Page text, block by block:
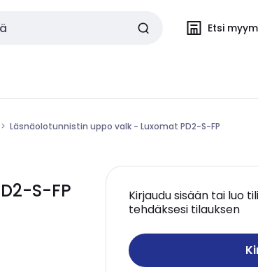
Etsi
Läsnäolotunnistin uppo valk - Luxomat PD2-S-FP
S-FP
Kirjaudu sisään tai luo
tehdäksesi tilauksen